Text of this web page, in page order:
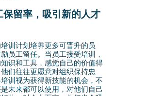
保留率，吸引新的人才
训计划培养更多可晋升的员
员工留任。当员工接受培训，
识和工具，感觉自己的价值得
们往往更愿意对组织保持忠
训视为获得新技能的机会，不
未来都可以使用，对他们自己